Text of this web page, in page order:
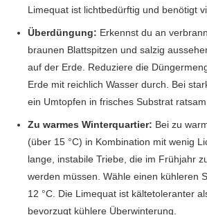
Limequat ist lichtbedürftig und benötigt
Überdüngung: Erkennst du an
braunen Blattspitzen und salzig
auf der Erde. Reduziere die
Erde mit reichlich Wasser durch. Bei
ein Umtopfen in frisches Substrat ratsam.
Zu warmes Winterquartier: Bei zu
(über 15 °C) in Kombination mit wenig
lange, instabile Triebe, die im Frühjahr
werden müssen. Wähle einen kühleren
12 °C. Die Limequat ist kältetoleranter
bevorzugt kühlere Überwinterung.